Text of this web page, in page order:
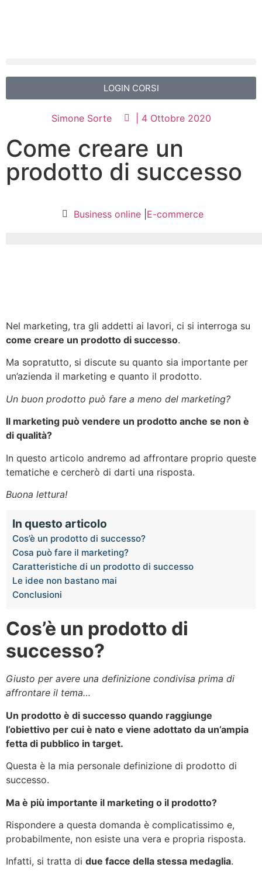
LOGIN CORSI
Simone Sorte 4 Ottobre 2020
Come creare un
prodotto di successo
Business online| E-commerce
Nel marketing, tra gli addetti ai lavori, ci si interroga su
come creare un prodotto di successo.
Ma sopratutto, si discute su quanto sia importante per
un’azienda il marketing e quanto il prodotto.
Un buon prodotto può fare a meno del marketing?
Il marketing può vendere un prodotto anche se non è
di qualità?
In questo articolo andremo ad affrontare proprio queste
tematiche e cercherò di darti una risposta.
Buona lettura!
In questo articolo
Cos’è un prodotto di successo?
Cosa può fare il marketing?
Caratteristiche di un prodotto di successo
Le idee non bastano mai
Conclusioni
Cos’è un prodotto di
successo?
Giusto per avere una definizione condivisa prima di
affrontare il tema…
Un prodotto è di successo quando raggiunge
l’obiettivo per cui è nato e viene adottato da un’ampia
fetta di pubblico in target.
Questa è la mia personale definizione di prodotto di
successo.
Ma è più importante il marketing o il prodotto?
Rispondere a questa domanda è complicatissimo e,
probabilmente, non esiste una vera e propria risposta.
Infatti, si tratta di due facce della stessa medaglia.